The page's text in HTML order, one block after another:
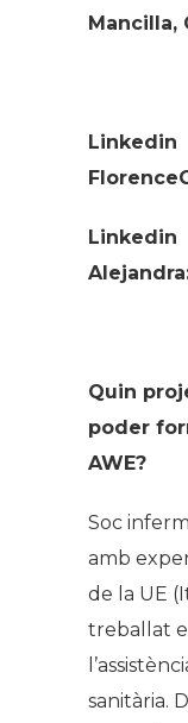
Mancilla,
Linkedin
Linkedin
Quin
poder
AWE?
Soc
amb
de la UE
treballat
sanitària.